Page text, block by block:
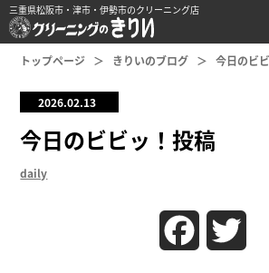
三重県松阪市・津市・伊勢市のクリーニング店
トップページ きりいのブログ 今日のビ
2026.02.13
今日のビビッ！投稿
daily
Facebook